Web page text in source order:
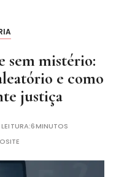
sem mistério:
e como
justiça
6MINUTOS